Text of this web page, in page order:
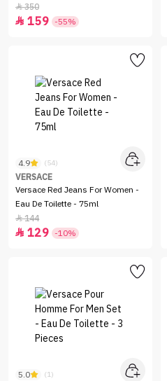
350
 159 -55%
4.9 (54)
VERSACE
Versace Red Jeans For Women -
Eau De Toilette - 75ml
144
 129 -10%
5.0 (1)